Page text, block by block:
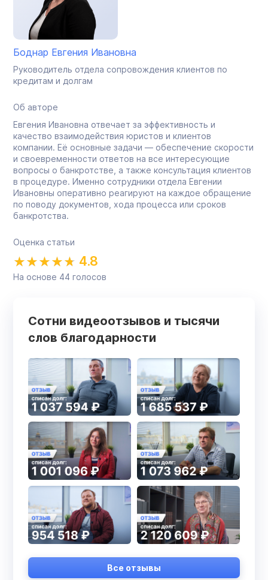
Боднар Евгения Ивановна
Руководитель отдела сопровождения клиентов по
кредитам и долгам
Об авторе
Евгения Ивановна отвечает за эффективность и
качество взаимодействия юристов и клиентов
компании. Её основные задачи — обеспечение скорости
и своевременности ответов на все интересующие
вопросы о банкротстве, а также консультация клиентов
в процедуре. Именно сотрудники отдела Евгении
Ивановны оперативно реагируют на каждое обращение
по поводу документов, хода процесса или сроков
банкротства.
Оценка статьи
4.8
На основе 44 голосов
Сотни видеоотзывов и тысячи
слов благодарности
Все отзывы